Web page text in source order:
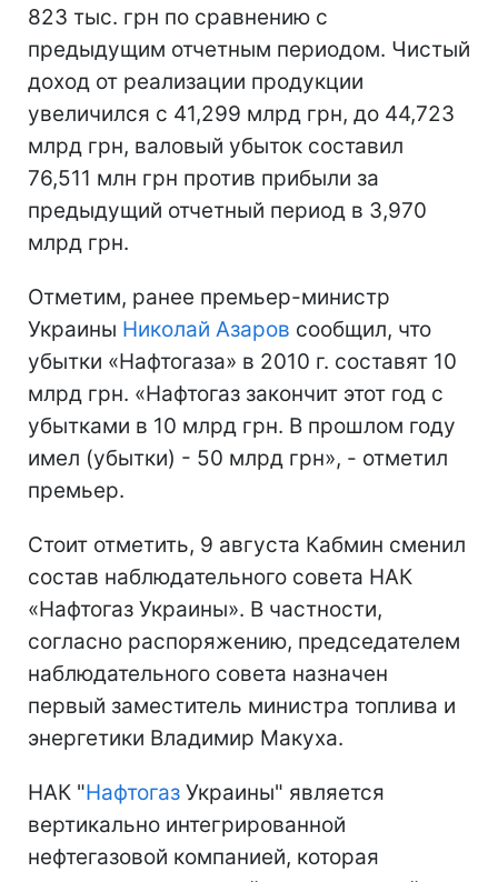
823 тыс. грн по сравнению с
предыдущим отчетным периодом. Чистый
доход от реализации продукции
увеличился с 41,299 млрд грн, до 44,723
млрд грн, валовый убыток составил
76,511 млн грн против прибыли за
предыдущий отчетный период в 3,970
млрд грн.
Отметим, ранее премьер-министр
Украины Николай Азаров сообщил, что
убытки «Нафтогаза» в 2010 г. составят 10
млрд грн. «Нафтогаз закончит этот год с
убытками в 10 млрд грн. В прошлом году
имел (убытки) - 50 млрд грн», - отметил
премьер.
Стоит отметить, 9 августа Кабмин сменил
состав наблюдательного совета НАК
«Нафтогаз Украины». В частности,
согласно распоряжению, председателем
наблюдательного совета назначен
первый заместитель министра топлива и
энергетики Владимир Макуха.
НАК "Нафтогаз Украины" является
вертикально интегрированной
нефтегазовой компанией, которая